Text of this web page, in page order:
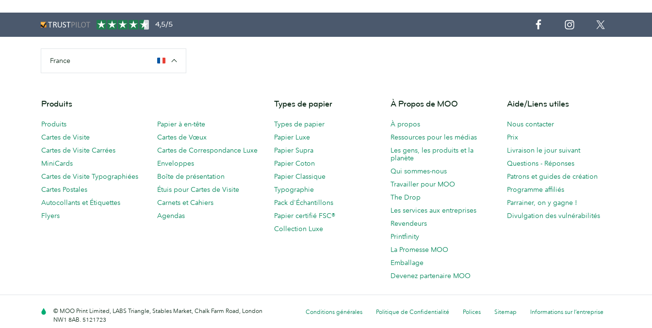
4,5/5
France
Produits
Produits
Cartes de Visite
Cartes de Visite Carrées
MiniCards
Cartes de Visite Typographiées
Cartes Postales
Autocollants et Étiquettes
Flyers
Papier à en-tête
Cartes de Vœux
Cartes de Correspondance Luxe
Enveloppes
Boîte de présentation
Étuis pour Cartes de Visite
Carnets et Cahiers
Agendas
Types de papier
Types de papier
Papier Luxe
Papier Supra
Papier Coton
Papier Classique
Typographie
Pack d'Échantillons
Papier certifié FSC®
Collection Luxe
À Propos de MOO
À propos
Ressources pour les médias
Les gens, les produits et la
planète
Qui sommes-nous
Travailler pour MOO
The Drop
Les services aux entreprises
Revendeurs
Printfinity
La Promesse MOO
Emballage
Devenez partenaire MOO
Aide/Liens utiles
Nous contacter
Prix
Livraison le jour suivant
Questions - Réponses
Patrons et guides de création
Programme affiliés
Parrainer, on y gagne !
Divulgation des vulnérabilités
Conditions générales Politique de Confidentialité Polices Sitemap Informations sur l’entreprise
© MOO Print Limited, LABS Triangle, Stables Market, Chalk Farm Road, London
NW1 8AB. 5121723